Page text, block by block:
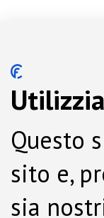
Questo
sito e,
sia